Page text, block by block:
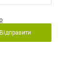
Відправити